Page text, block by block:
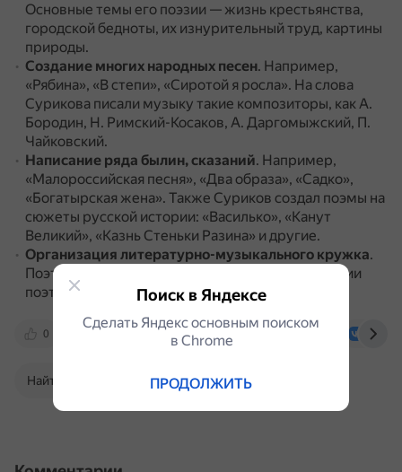
Основные темы его поэзии — жизнь крестьянства,
городской бедноты, их изнурительный труд, картины
природы.
Создание многих народных песен. Например,
«Рябина», «В степи», «Сиротой я росла». На слова
Сурикова писали музыку такие композиторы, как А.
Бородин, Н. Римский-Косаков, А. Даргомыжский, П.
Чайковский.
Написание ряда былин, сказаний. Например,
«Малороссийская песня», «Два образа», «Садко»,
«Богатырская жена». Также Суриков создал поэмы на
сюжеты русской истории: «Василько», «Канут
Великий», «Казнь Стеньки Разина» и другие.
Организация литературно-музыкального кружка.
Поэт оказывал поддержку и помощь в публикации
поэтам из народа, каким был и сам Суриков.
0 multiurok.ru
Найти в Поиске
Поиск в Яндексе
Сделать Яндекс основным поиском
в Сhrome
ПРОДОЛЖИТЬ